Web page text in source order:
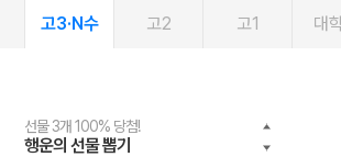
고3·N수 고2 고1 대
선물 3개 100% 당첨!
행운의 선물 뽑기
선물 100% 증정!
메가스터디 X 올리브
여름방학 스터디 캐시백
메가런 썸머스쿨
2027 러셀 단과
강사 공개선발
스마트러닝앱
설문 EVENT
메가패스
3일 무료 체험권
메가패스 수강생 무료혜택!
메가클럽 멤버십
사회공헌 캠페인
희망이룸 메가나눔